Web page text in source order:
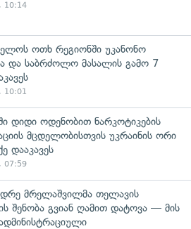
10:14
ოთხ რეგიონში უკანონო
და საბრძოლო მასალის გამო 7
10:01
დიდი ოდენობით ნარკოტიკების
მცდელობისთვის უკრაინის ორი
დააკავეს
07:59
მრელაშვილმა თელავის
შენობა გვიან ღამით დატოვა — მის